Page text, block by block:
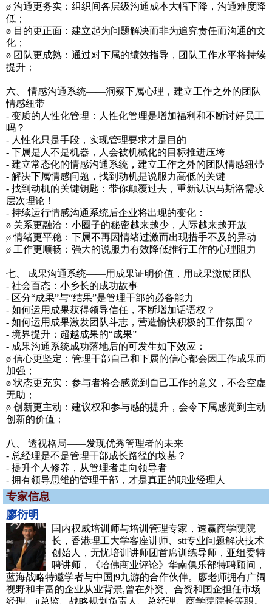
ø 沟通更务实：组织间各层级沟通成本大幅下降，沟通难度降
低；
ø 目的更正面：建立起为问题解决而非为追究责任而沟通的文
化；
ø 团队更成熟：通过对下属的绩效指导，团队工作水平将持续
提升；
六、 情感沟通系统——洞察下属心理，建立工作之外的团队
情感纽带
- 变质的人性化管理：人性化管理是增加福利和不断讨好员工
吗？
- 人性化只是手段，实现管理要求才是目的
- 下属是人不是机器，人会被机械化的目标推进压垮
- 建立常态化的情感沟通系统，建立工作之外的团队情感纽带
- 解决下属情感问题，找到动机是说服力高低的关键
- 找到动机的关键钥匙：带你颠覆过去，重新认识马斯洛需求
层次理论！
- 持续运行情感沟通系统后企业将出现的变化：
ø 关系更融洽：小圈子的秘密越来越少，人际越来越开放
ø 情绪更平稳：下属不再因情绪过激而出现措手不及的异动
ø 工作更顺畅：强大的说服力有效降低推行工作的心理阻力
七、 成果沟通系统——用成果证明价值，用成果激励团队
- 社会百态：小乡长的成功故事
- 区分“成果”与“结果”是管理干部的必备能力
- 如何运用成果获得领导信任，不断增加话语权？
- 如何运用成果激发团队斗志，营造愉快积极的工作氛围？
- 境界提升：超越成果的“成果”
- 成果沟通系统成功落地后的可发生如下效应：
ø 信心更坚定：管理干部自己和下属的信心都会因工作成果而
加强；
ø 状态更充实：参与者将会感觉到自己工作的意义，不会空虚
无助；
ø 创新更主动：建议权和参与感的提升，会令下属感觉到主动
创新的价值；
八、 透视格局——发现优秀管理者的未来
- 总经理是不是管理干部成长路径的坟墓？
- 提升个人修养，从管理者走向领导者
- 拥有领导思维的管理干部，才是真正的职业经理人
专家信息
廖衍明
国内权威培训师与培训管理专家，速赢商学院院
长，香港理工大学客座讲师、stt专业问题解决技术
创始人，无忧培训讲师团首席训练导师，亚组委特
聘讲师，《哈佛商业评论》华南俱乐部特聘顾问，
蓝海战略特邀学者与中国j9九游的合作伙伴。廖老师拥有广阔
视野和丰富的企业从业背景,曾在外资、合资和国企担任市场
经理、it总监、战略规划负责人、总经理、商学院院长等职。